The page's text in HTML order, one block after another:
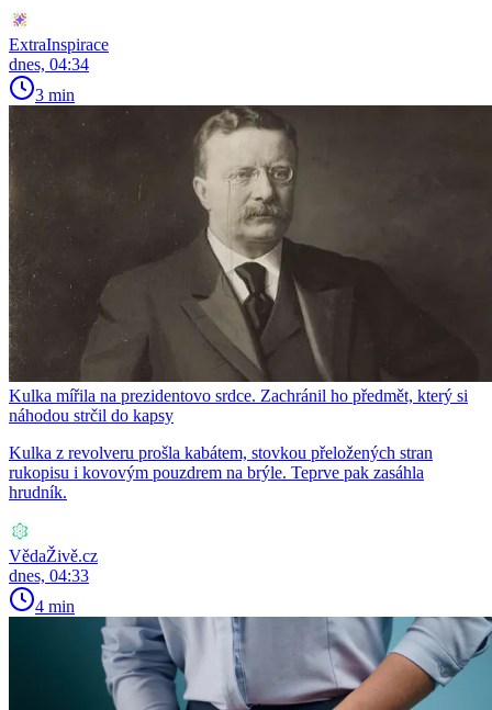
ExtraInspirace
dnes, 04:34
3 min
Kulka mířila na prezidentovo srdce. Zachránil ho předmět, který si
náhodou strčil do kapsy
Kulka z revolveru prošla kabátem, stovkou přeložených stran
rukopisu i kovovým pouzdrem na brýle. Teprve pak zasáhla
hrudník.
VědaŽivě.cz
dnes, 04:33
4 min